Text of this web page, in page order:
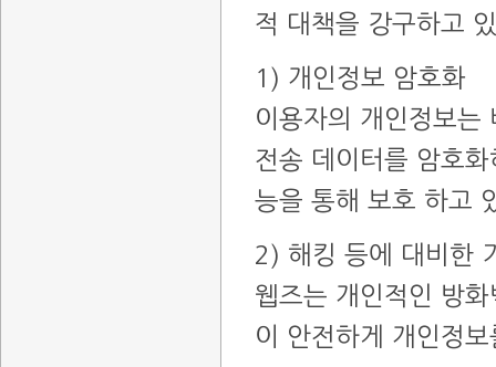
적 대책을 강구하고
1) 개인정보 암호화
이용자의 개인정보는
전송 데이터를 암호
능을 통해 보호 하고
2) 해킹 등에 대비한
웹즈는 개인적인 방
이 안전하게 개인정